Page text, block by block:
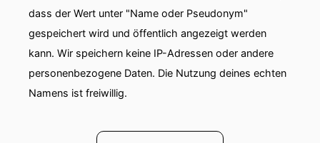
dass der Wert unter "Name oder Pseudonym"
gespeichert wird und öffentlich angezeigt werden
kann. Wir speichern keine IP-Adressen oder andere
personenbezogene Daten. Die Nutzung deines echten
Namens ist freiwillig.